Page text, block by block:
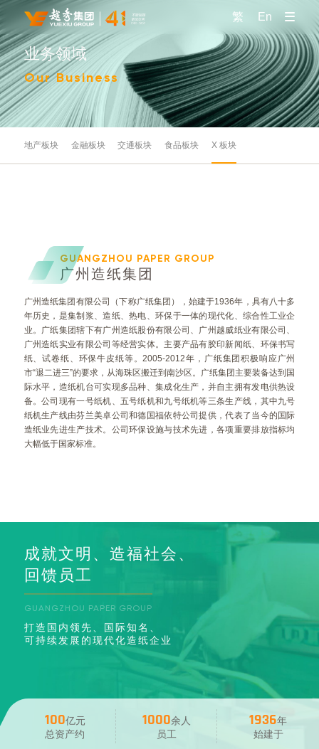
繁 En
业务领域
Our Business
地产板块 金融板块 交通板块 食品板块 X 板块
GUANGZHOU PAPER GROUP
广州造纸集团
广州造纸集团有限公司（下称广纸集团），始建于1936年，具有八十多
年历史，是集制浆、造纸、热电、环保于一体的现代化、综合性工业企
业。广纸集团辖下有广州造纸股份有限公司、广州越威纸业有限公司、
广州造纸实业有限公司等经营实体。主要产品有胶印新闻纸、环保书写
纸、试卷纸、环保牛皮纸等。2005-2012年，广纸集团积极响应广州
市“退二进三”的要求，从海珠区搬迁到南沙区。广纸集团主要装备达到国
际水平，造纸机台可实现多品种、集成化生产，并自主拥有发电供热设
备。公司现有一号纸机、五号纸机和九号纸机等三条生产线，其中九号
纸机生产线由芬兰美卓公司和德国福依特公司提供，代表了当今的国际
造纸业先进生产技术。公司环保设施与技术先进，各项重要排放指标均
大幅低于国家标准。
成就文明、造福社会、
回馈员工
GUANGZHOU PAPER GROUP
打造国内领先、国际知名、
可持续发展的现代化造纸企业
100亿元
总资产约
1000余人
员工
1936年
始建于